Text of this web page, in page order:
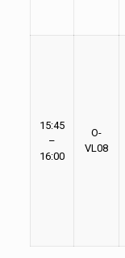
15:45
–
16:00
O-
VL08